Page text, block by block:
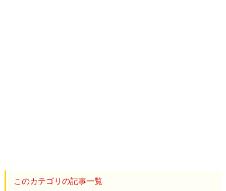
このカテゴリの記事一覧